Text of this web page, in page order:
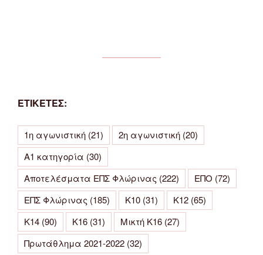
ΕΤΙΚΕΤΕΣ:
1η αγωνιστική (21) 2η αγωνιστική (20)
Α1 κατηγορία (30)
Αποτελέσματα ΕΠΣ Φλώρινας (222) ΕΠΟ (72)
ΕΠΣ Φλώρινας (185) Κ10 (31) Κ12 (65)
Κ14 (90) Κ16 (31) Μικτή Κ16 (27)
Πρωτάθλημα 2021-2022 (32)